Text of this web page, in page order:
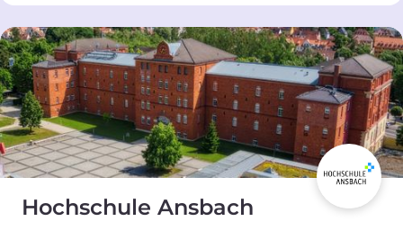
Hochschule Ansbach